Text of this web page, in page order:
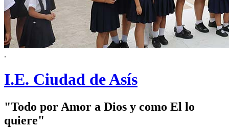
.
I.E. Ciudad de Asís
"Todo por Amor a Dios y como El lo
quiere"